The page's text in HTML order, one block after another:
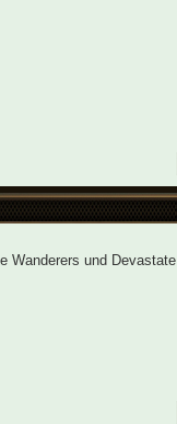
Wanderers und Devastate